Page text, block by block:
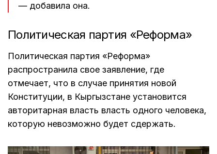
— добавила она.
Политическая партия «Реформа»
Политическая партия «Реформа»
распространила свое заявление, где
отмечает, что в случае принятия новой
Конституции, в Кыргызстане установится
авторитарная власть власть одного человека,
которую невозможно будет сдержать.